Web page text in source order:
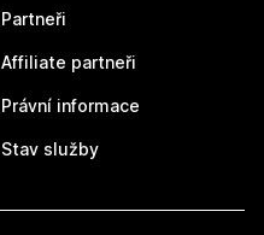
Partneři
Affiliate partneři
Právní informace
Stav služby